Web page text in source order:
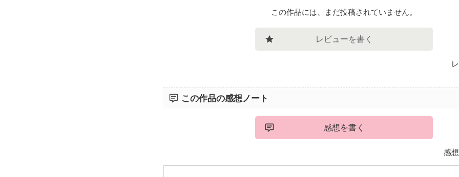
この作品には、まだ投稿されていません。
レビューを書く
この作品の感想ノート
感想を書く
感